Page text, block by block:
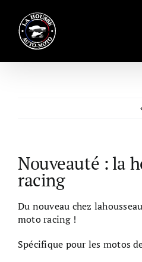
contenu
Nouveauté : la
racing
Du nouveau chez
moto racing !
Spécifique pour les motos